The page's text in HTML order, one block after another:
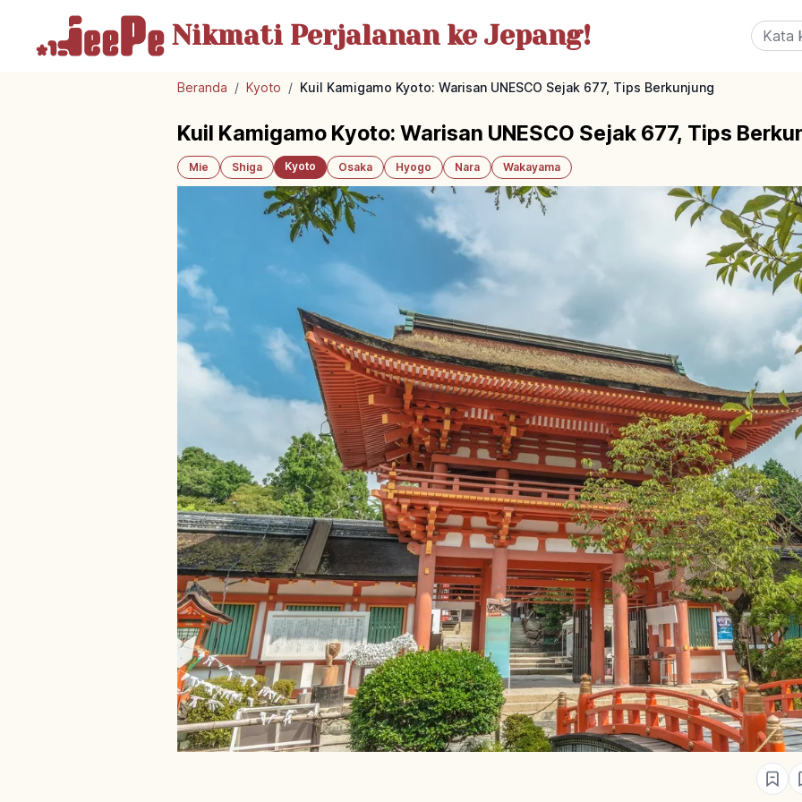
Nikmati Perjalananke Jepang!
Beranda / Kyoto / Kuil Kamigamo Kyoto: Warisan UNESCO Sejak 677, Tips Berkunjung
Kuil Kamigamo Kyoto: Warisan UNESCO Sejak 677, Tips
Mie Shiga Kyoto Osaka Hyogo Nara Wakayama